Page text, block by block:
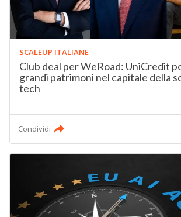
SCALEUP ITALIANE
Club deal per WeRoad: UniCredit
grandi patrimoni nel capitale della
tech
Condividi